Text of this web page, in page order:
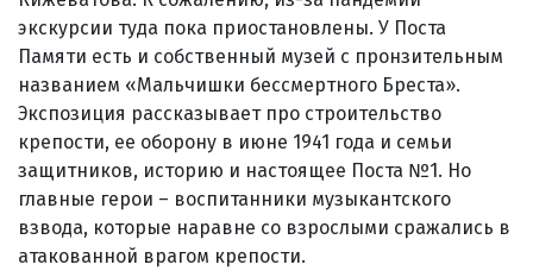
экскурсии туда пока приостановлены. У Поста
Памяти есть и собственный музей с пронзительным
названием «Мальчишки бессмертного Бреста».
Экспозиция рассказывает про строительство
крепости, ее оборону в июне 1941 года и семьи
защитников, историю и настоящее Поста №1. Но
главные герои – воспитанники музыкантского
взвода, которые наравне со взрослыми сражались в
атакованной врагом крепости.